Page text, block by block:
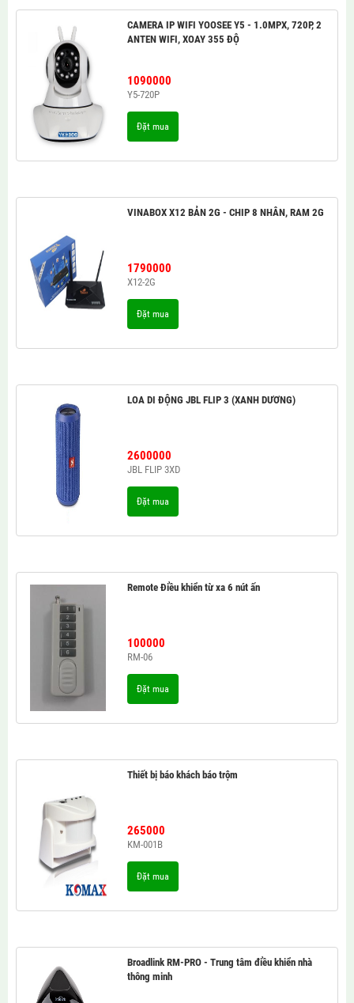
CAMERA IP WIFI YOOSEE Y5 - 1.0MPX, 720P, 2
ANTEN WIFI, XOAY 355 ĐỘ
1090000
Y5-720P
Đặt mua
VINABOX X12 BẢN 2G - CHIP 8 NHÂN, RAM 2G
1790000
X12-2G
Đặt mua
LOA DI ĐỘNG JBL FLIP 3 (XANH DƯƠNG)
2600000
JBL FLIP 3XD
Đặt mua
Remote Điều khiển từ xa 6 nút ấn
100000
RM-06
Đặt mua
Thiết bị báo khách báo trộm
265000
KM-001B
Đặt mua
Broadlink RM-PRO - Trung tâm điều khiển nhà
thông minh